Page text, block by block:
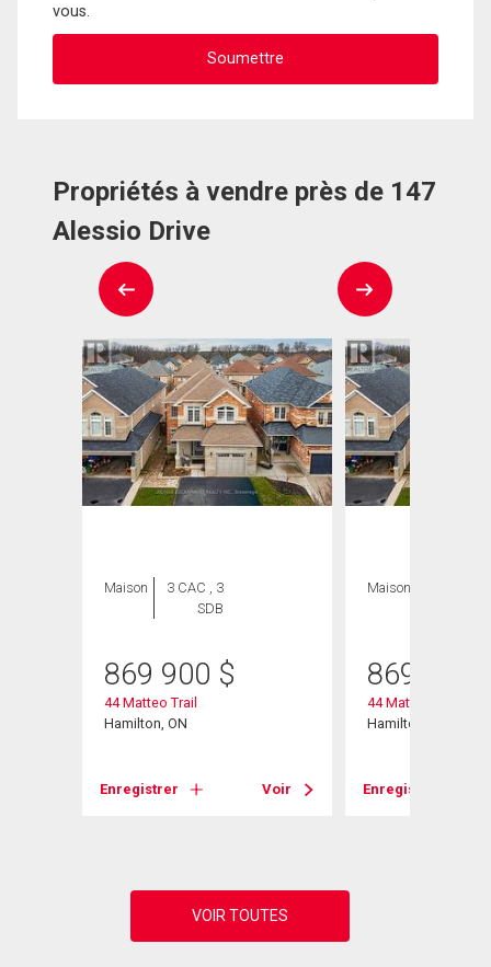
vous.
Propriétés à vendre près de 147
Alessio Drive
Maison
3 CAC , 3
SDB
869 900 $
44 Matteo Trail
Hamilton, ON
Enregistrer Voir
Maison
869 900
44 Matteo Trail
Hamilton, ON
Enregistrer